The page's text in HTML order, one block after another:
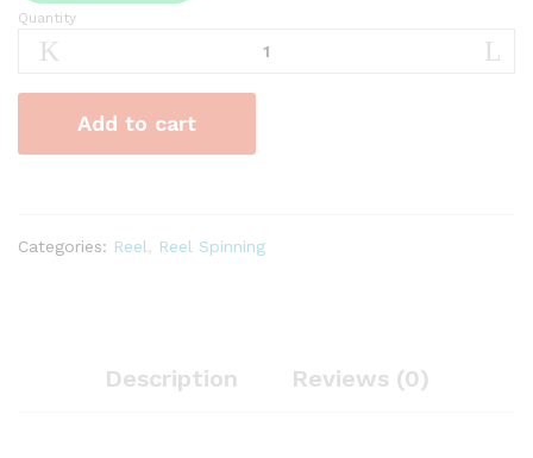
Reel
Spinning
Barra
800
Quantity
Add to cart
Categories: Reel Reel Spinning
Description Reviews (0)